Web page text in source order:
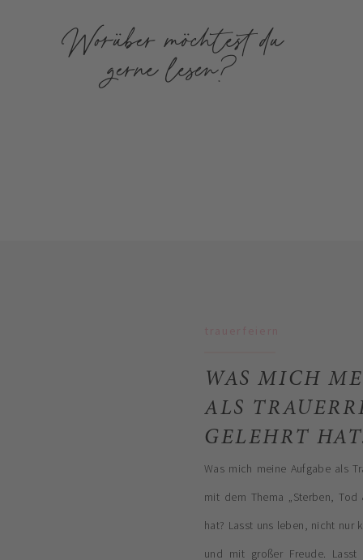
Worüber möchtest du
gerne lesen?
Was mich meine Aufgabe als
mit dem Thema „Sterben,
hat? Lasst uns leben, nicht nur
und mit großer Freude.
WAS MICH
ALS
GELEHRT